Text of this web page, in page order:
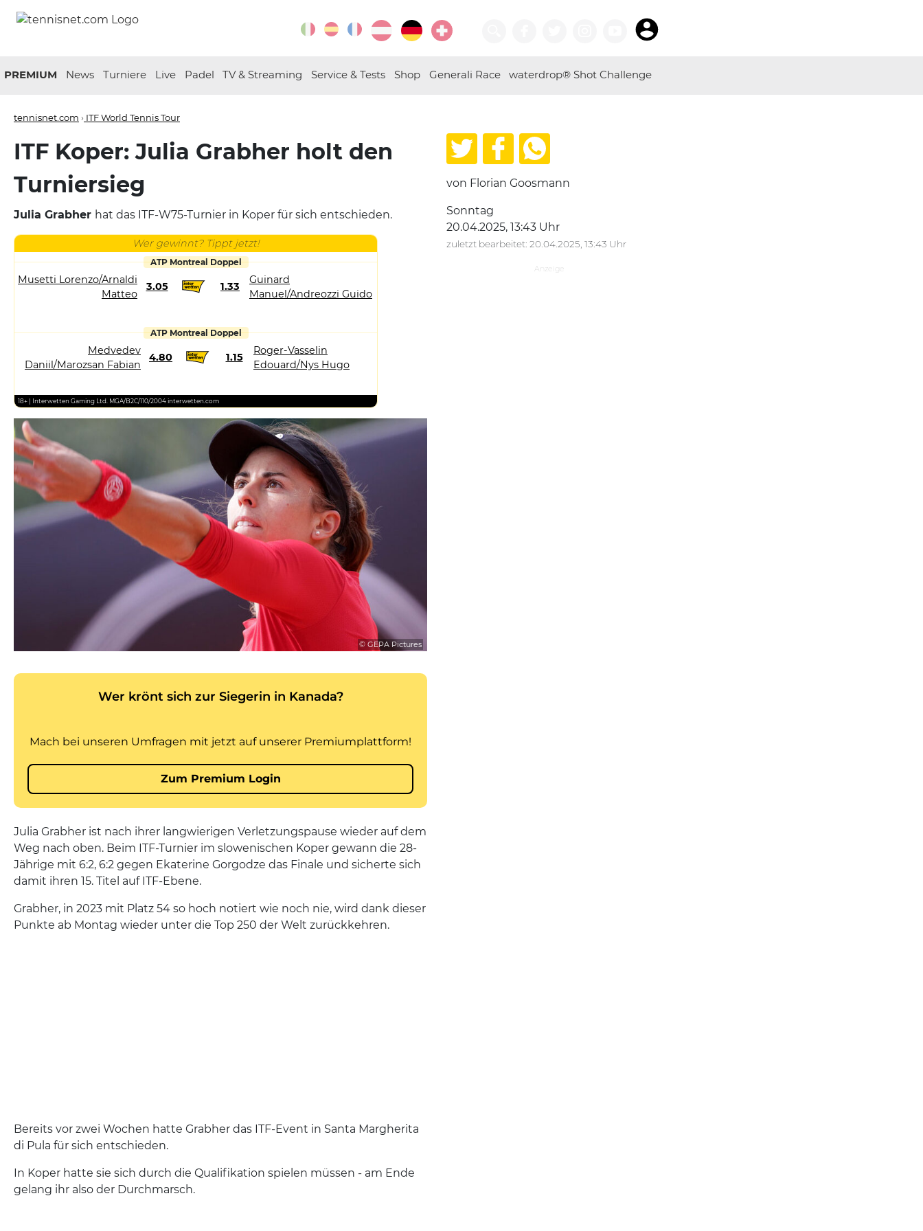
PREMIUM News Turniere Live Padel TV & Streaming Service & Tests Shop Generali Race waterdrop® Shot Challenge
tennisnet.com › ITF World Tennis Tour
ITF Koper: Julia Grabher holt den
Turniersieg
Julia Grabher hat das ITF-W75-Turnier in Koper für sich entschieden.
Wer gewinnt? Tippt jetzt!
ATP Montreal Doppel
Musetti Lorenzo/Arnaldi
Matteo
3.05 1.33
Guinard
Manuel/Andreozzi Guido
ATP Montreal Doppel
Medvedev
Daniil/Marozsan Fabian
4.80 1.15
Roger-Vasselin
Edouard/Nys Hugo
18+ | Interwetten Gaming Ltd. MGA/B2C/110/2004 interwetten.com
© GEPA Pictures
Julia Grabher ist nach ihrer langwierigen Verletzungspause wieder auf dem
Weg nach oben. Beim ITF-Turnier im slowenischen Koper gewann die 28-
Jährige mit 6:2, 6:2 gegen Ekaterine Gorgodze das Finale und sicherte sich
damit ihren 15. Titel auf ITF-Ebene.
Grabher, in 2023 mit Platz 54 so hoch notiert wie noch nie, wird dank dieser
Punkte ab Montag wieder unter die Top 250 der Welt zurückkehren.
Bereits vor zwei Wochen hatte Grabher das ITF-Event in Santa Margherita
di Pula für sich entschieden.
In Koper hatte sie sich durch die Qualifikation spielen müssen - am Ende
gelang ihr also der Durchmarsch.
von Florian Goosmann
Sonntag
20.04.2025, 13:43 Uhr
zuletzt bearbeitet: 20.04.2025, 13:43 Uhr